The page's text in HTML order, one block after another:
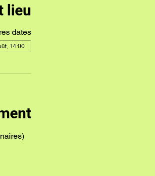
lieu
dates
14:00